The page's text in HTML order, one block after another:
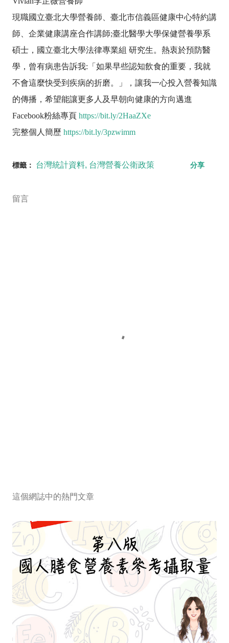
現職國立臺北大學營養師、臺北市信義區健康中心特約講
師、企業健康講座合作講師;臺北醫學大學保健營養學系
碩士，國立臺北大學法律專業組 研究生。熱衷於預防醫
學，曾有病患告訴我:「如果早些認知飲食的重要，我就
不會這麼快受到疾病的折磨。」，讓我一心投入營養知識
的傳播，希望能讓更多人及早朝向健康的方向邁進
Facebook粉絲專頁 https://bit.ly/2HaaZXe
完整個人簡歷 https://bit.ly/3pzwimm
標籤： 台灣統計資料 台灣營養公衛政策 分享
留言
這個網誌中的熱門文章